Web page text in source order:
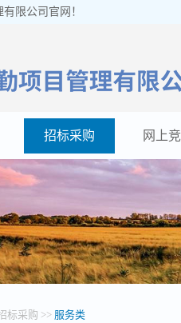
限公司官网！
招标采购 网上
标采购 >> 服务类